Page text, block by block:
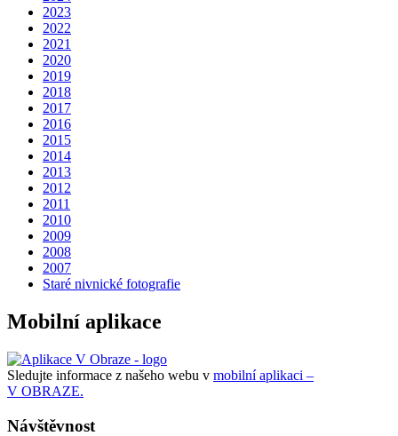
2023
2022
2021
2020
2019
2018
2017
2016
2015
2014
2013
2012
2011
2010
2009
2008
2007
Staré nivnické fotografie
Mobilní aplikace
Sledujte informace z našeho webu v mobilní aplikaci –
V OBRAZE.
Návštěvnost